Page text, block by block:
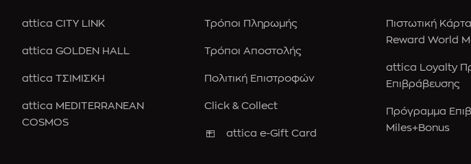
attica CITY LINK
attica GOLDEN HALL
attica ΤΣΙΜΙΣΚΗ
attica MEDITERRANEAN
COSMOS
Τρόποι Πληρωμής
Τρόποι Αποστολής
Πολιτική Επιστροφών
Click & Collect
attica e-Gift Card
Πιστωτική
Reward World
attica Loyalty
Επιβράβευσης
Πρόγραμμα
Miles+Bonus